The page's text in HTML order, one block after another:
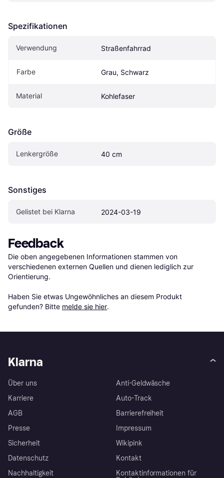
Spezifikationen
Verwendung Straßenfahrrad
Farbe Grau, Schwarz
Material Kohlefaser
Größe
Lenkergröße 40 cm
Sonstiges
Gelistet bei Klarna 2024-03-19
Feedback
Die oben angegebenen Informationen stammen von
verschiedenen externen Quellen und dienen lediglich zur
Orientierung.
Haben Sie etwas Ungewöhnliches an diesem Produkt
gefunden? Bitte melde sie hier.
Klarna
Über uns
Karriere
AGB
Presse
Sicherheit
Datenschutz
Nachhaltigkeit
Anti-Geldwäsche
Auto-Track
Barrierefreiheit
Impressum
Wikipink
Kontakt
Kontaktinformationen für